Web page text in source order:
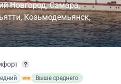
Новгород Самара
Козьмодемьянск
Выше среднего